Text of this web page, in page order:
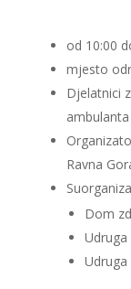
od 10:00
mjesto
Djelatnici
Ravna
Dom
Udruga